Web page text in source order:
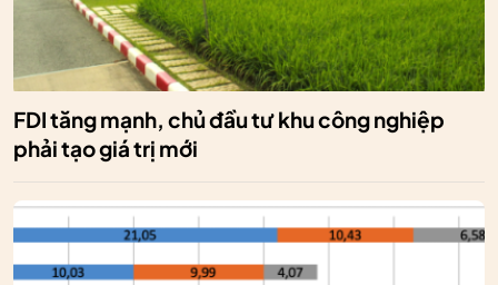
FDI tăng mạnh, chủ đầu tư khu công nghiệp
phải tạo giá trị mới